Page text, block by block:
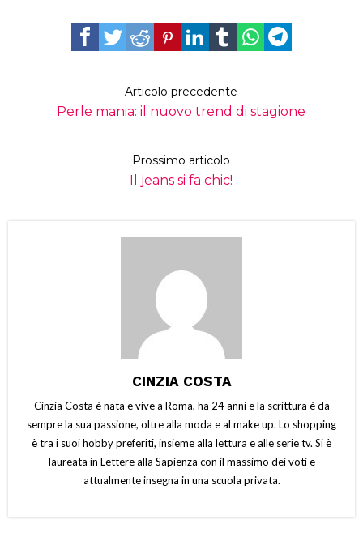
Articolo precedente
Perle mania: il nuovo trend di stagione
Prossimo articolo
Il jeans si fa chic!
CINZIA COSTA
Cinzia Costa è nata e vive a Roma, ha 24 anni e la scrittura è da
sempre la sua passione, oltre alla moda e al make up. Lo shopping
è tra i suoi hobby preferiti, insieme alla lettura e alle serie tv. Si è
laureata in Lettere alla Sapienza con il massimo dei voti e
attualmente insegna in una scuola privata.